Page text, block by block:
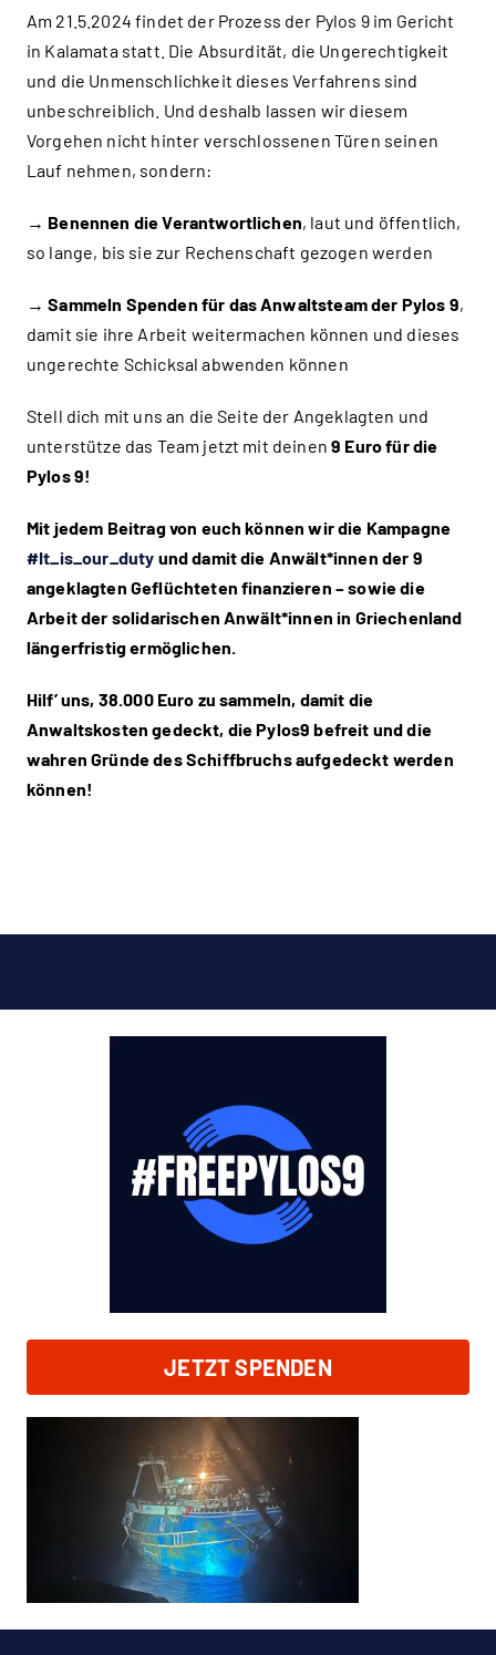
Am 21.5.2024 findet der Prozess der Pylos 9 im Gericht
in Kalamata statt. Die Absurdität, die Ungerechtigkeit
und die Unmenschlichkeit dieses Verfahrens sind
unbeschreiblich. Und deshalb lassen wir diesem
Vorgehen nicht hinter verschlossenen Türen seinen
Lauf nehmen, sondern:
→ Benennen die Verantwortlichen, laut und öffentlich,
so lange, bis sie zur Rechenschaft gezogen werden
→Sammeln Spenden für das Anwaltsteam der Pylos 9,
damit sie ihre Arbeit weitermachen können und dieses
ungerechte Schicksal abwenden können
Stell dich mit uns an die Seite der Angeklagten und
unterstütze das Team jetzt mit deinen9 Euro für die
Pylos 9!
Mit jedem Beitrag von euch können wir die Kampagne
#It_is_our_duty und damitdie Anwält*innen der 9
angeklagten Geflüchteten finanzieren – sowie die
Arbeit der solidarischen Anwält*innen in Griechenland
längerfristig ermöglichen.
Hilf’ uns, 38.000 Euro zu sammeln, damit die
Anwaltskosten gedeckt, die Pylos9 befreit und die
wahren Gründe des Schiffbruchs aufgedeckt werden
können!
JETZT SPENDEN